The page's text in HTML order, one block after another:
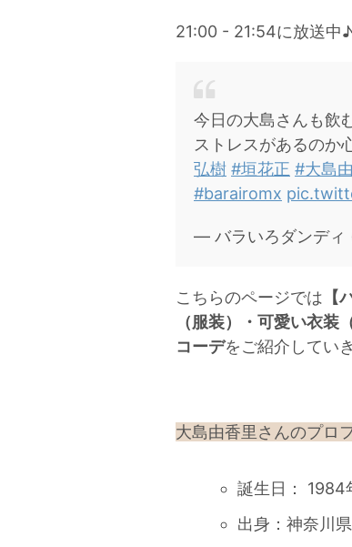
21:00 - 21:54に放送中♪
今日の大島さんも飲
ストレスがあるのか
弘樹 #垣花正 #大島
#barairomx
— バラいろダンディ
こちらのページでは 【
（服装）・可愛い衣
コーデをご紹介してい
大島由香里さんのプロ
誕生日： 1984
出身：神奈川県